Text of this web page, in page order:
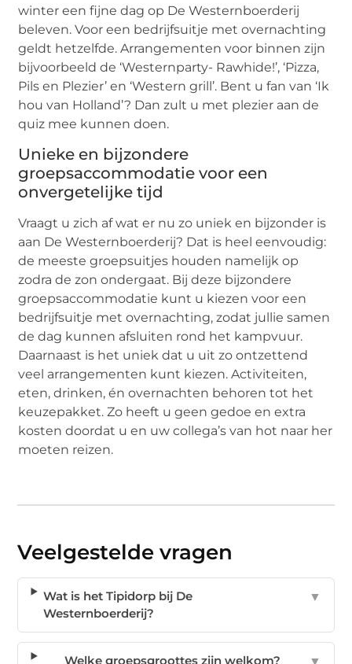
winter een fijne dag op De Westernboerderij
beleven. Voor een bedrijfsuitje met overnachting
geldt hetzelfde. Arrangementen voor binnen zijn
bijvoorbeeld de ‘Westernparty- Rawhide!’, ‘Pizza,
Pils en Plezier’ en ‘Western grill’. Bent u fan van ‘Ik
hou van Holland’? Dan zult u met plezier aan de
quiz mee kunnen doen.
Unieke en bijzondere
groepsaccommodatie voor een
onvergetelijke tijd
Vraagt u zich af wat er nu zo uniek en bijzonder is
aan De Westernboerderij? Dat is heel eenvoudig:
de meeste groepsuitjes houden namelijk op
zodra de zon ondergaat. Bij deze bijzondere
groepsaccommodatie kunt u kiezen voor een
bedrijfsuitje met overnachting, zodat jullie samen
de dag kunnen afsluiten rond het kampvuur.
Daarnaast is het uniek dat u uit zo ontzettend
veel arrangementen kunt kiezen. Activiteiten,
eten, drinken, én overnachten behoren tot het
keuzepakket. Zo heeft u geen gedoe en extra
kosten doordat u en uw collega’s van hot naar her
moeten reizen.
Veelgestelde vragen
Wat is het Tipidorp bij De
Westernboerderij?
▼
Welke groepsgroottes zijn welkom?